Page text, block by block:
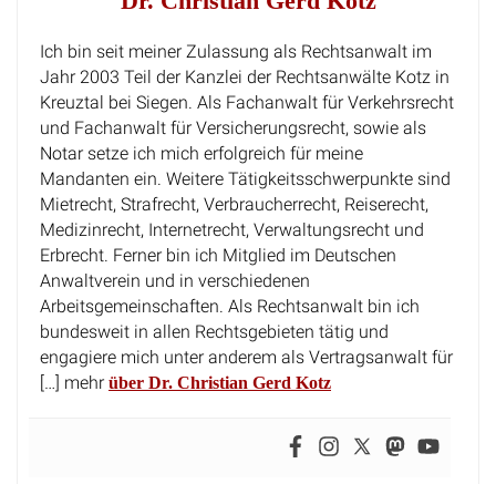
Jahr 2003 Teil der Kanzlei der Rechtsanwälte Kotz in
Kreuztal bei Siegen. Als Fachanwalt für Verkehrsrecht
und Fachanwalt für Versicherungsrecht, sowie als
Notar setze ich mich erfolgreich für meine
Mandanten ein. Weitere Tätigkeitsschwerpunkte sind
Mietrecht, Strafrecht, Verbraucherrecht, Reiserecht,
Medizinrecht, Internetrecht, Verwaltungsrecht und
Erbrecht. Ferner bin ich Mitglied im Deutschen
Anwaltverein und in verschiedenen
Arbeitsgemeinschaften. Als Rechtsanwalt bin ich
bundesweit in allen Rechtsgebieten tätig und
engagiere mich unter anderem als Vertragsanwalt für
[…] mehrüber Dr. Christian Gerd Kotz